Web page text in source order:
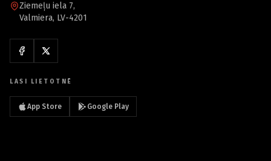
Ziemeļu iela 7,
Valmiera, LV-4201
LASI LIETOTNĒ
App Store Google Play